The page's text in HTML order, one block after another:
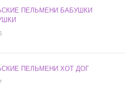
ПЕЛЬМЕНИ БАБУШКИ
ПЕЛЬМЕНИ ХОТ ДОГ